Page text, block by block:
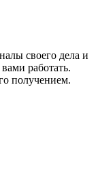
своего дела и
работать.
получением.